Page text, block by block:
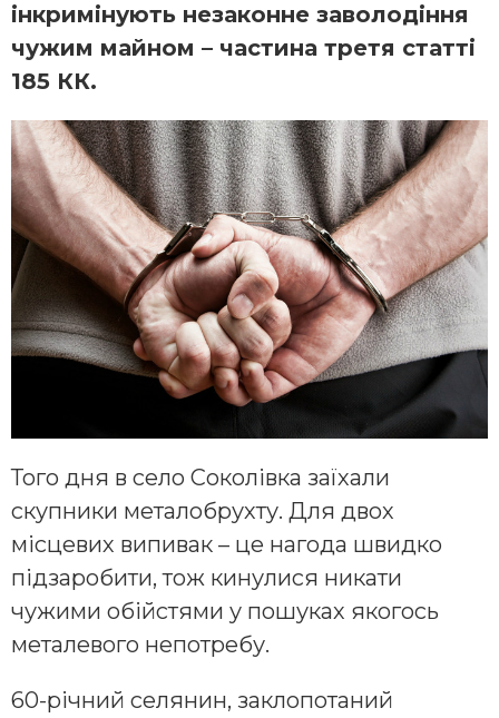
інкримінують незаконне заволодіння
чужим майном – частина третя статті
185 КК.
Того дня в село Соколівка заїхали
скупники металобрухту. Для двох
місцевих випивак – це нагода швидко
підзаробити, тож кинулися никати
чужими обійстями у пошуках якогось
металевого непотребу.
60-річний селянин, заклопотаний